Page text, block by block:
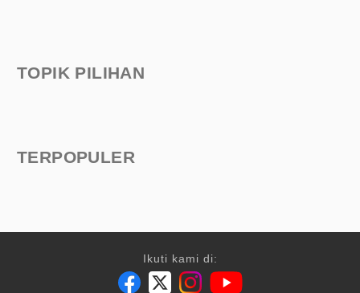
TOPIK PILIHAN
TERPOPULER
Ikuti kami di: